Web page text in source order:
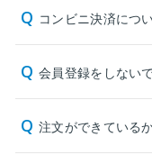
コンビニ決済につ
会員登録をしない
注文ができている